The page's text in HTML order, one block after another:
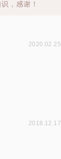
，感谢！
2020.02.25
2018.12.17